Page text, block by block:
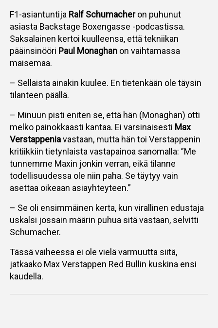
F1-asiantuntija Ralf Schumacheron puhunut
asiasta Backstage Boxengasse -podcastissa.
Saksalainen kertoi kuulleensa, että tekniikan
pääinsinööri Paul Monaghan on vaihtamassa
maisemaa.
– Sellaista ainakin kuulee. En tietenkään ole täysin
tilanteen päällä.
– Minuun pisti eniten se, että hän (Monaghan) otti
melko painokkaasti kantaa. Ei varsinaisesti Max
Verstappeniavastaan, mutta hän toi Verstappenin
kritiikkiin tietynlaista vastapainoa sanomalla: ”Me
tunnemme Maxin jonkin verran, eikä tilanne
todellisuudessa ole niin paha. Se täytyy vain
asettaa oikeaan asiayhteyteen.”
– Se oli ensimmäinen kerta, kun virallinen edustaja
uskalsi jossain määrin puhua sitä vastaan, selvitti
Schumacher.
Tässä vaiheessa ei ole vielä varmuutta siitä,
jatkaako Max Verstappen Red Bullin kuskina ensi
kaudella.